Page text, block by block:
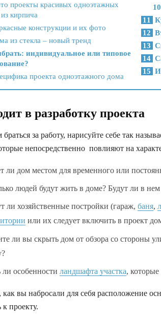
проекты красивых одноэтажных
кирпича
конструкции и их фото
из стекла – новый тренд
индивидуальное или типовое
проекта одноэтажного дома
11
12
13
14
15
в разработку проекта
за работу, нарисуйте себе так
непосредственно повлияют на
ли дом местом для временного или
людей будут жить в доме? Будут ли в нем
ли хозяйственные постройки (гараж, баня,
или их следует включить в проект
ли вы скрыть дом от обзора со стороны
ли особенности ландшафта участка, которые
как вы набросали для себя расположение
проекту.